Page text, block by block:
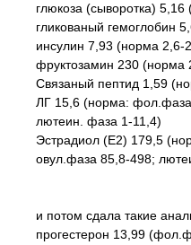
глюкоза (сыворотка)
гликованый гемоглобин
инсулин 7,93 (норма 2,6-
фруктозамин 230 (норма
Связаный пептид 1,59
ЛГ 15,6 (норма:
лютеин. фаза 1-11,4)
Эстрадиол (Е2) 179,5
овул.фаза 85,8-498;
и потом сдала такие
прогестерон 13,99